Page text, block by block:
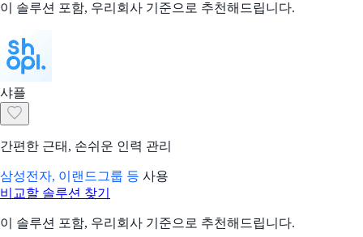
이 솔루션 포함, 우리회사 기준으로 추천해드립니다.
샤플
간편한 근태, 손쉬운 인력 관리
삼성전자, 이랜드그룹 등 사용
비교할 솔루션 찾기
이 솔루션 포함, 우리회사 기준으로 추천해드립니다.